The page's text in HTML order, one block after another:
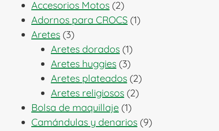
productos
Accesorios Motos 22
productos
Adornos para CROCS 11
Aretes 33
productos
Aretes dorados 11
producto
Aretes huggies 33
productos
Aretes plateados 22
productos
Aretes religiosos 22
Bolsa de maquillaje 11
producto
Camándulas y denarios 99